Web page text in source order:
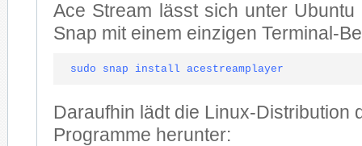
Ace Stream lässt sich un­ter
Snap mit ei­nem ein­zi­gen Ter­mi­nal-
sudo snap install acestreamplayer
Dar­auf­hin lädt die Li­nux-Dis­tri­bu­ti­on
Pro­gram­me her­un­ter: